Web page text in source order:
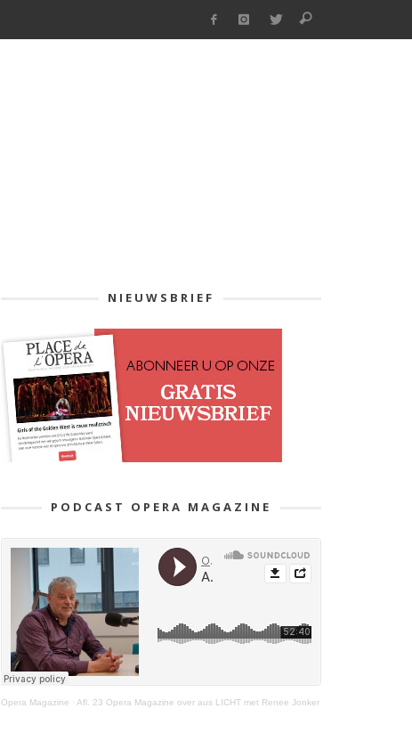
NIEUWSBRIEF
PODCAST OPERA MAGAZINE
Opera Magazine · Afl. 23 Opera Magazine over aus LICHT met Renee Jonker